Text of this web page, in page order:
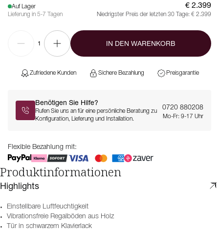
Auf Lager
Lieferung in 5-7 Tagen
€ 2.399
Niedrigster Preis der letzten 30 Tage: € 2.399
1 IN DEN WARENKORB
Zufriedene Kunden Sichere Bezahlung Preisgarantie
Benötigen Sie Hilfe?
Rufen Sie uns an für eine persönliche Beratung zu
Konfiguration, Lieferung und Installation.
0720 880208
Mo-Fr: 9-17 Uhr
Flexible Bezahlung mit:
Produktinformationen
Highlights
Einstellbare Luftfeuchtigkeit
Vibrationsfreie Regalböden aus Holz
Tür in schwarzem Klavierlack